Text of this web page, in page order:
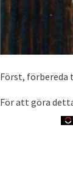
Först, förbereda
För att göra